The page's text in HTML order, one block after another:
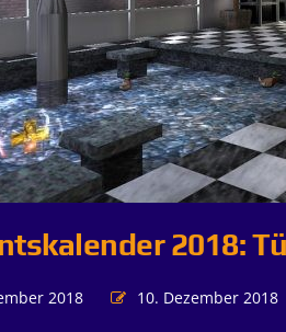
2018:
2018 10. Dezember 2018